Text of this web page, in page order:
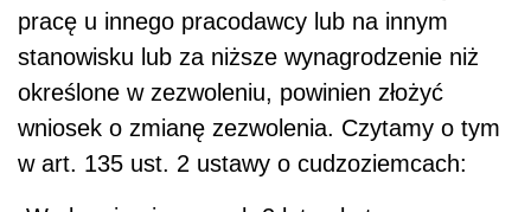
pracę u innego pracodawcy lub na innym
stanowisku lub za niższe wynagrodzenie niż
określone w zezwoleniu, powinien złożyć
wniosek o zmianę zezwolenia. Czytamy o tym
w art. 135 ust. 2 ustawy o cudzoziemcach: